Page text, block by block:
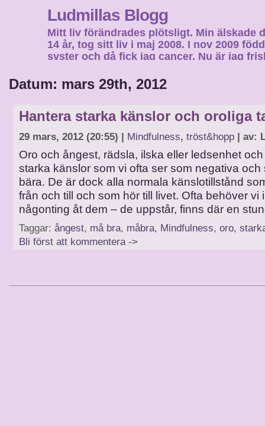
Ludmillas Blogg
Mitt liv förändrades plötsligt. Min älskade
14 år, tog sitt liv i maj 2008. I nov 2009
syster och då fick jag cancer. Nu är jag
Datum: mars 29th, 2012
Hantera starka känslor och oroliga
29 mars, 2012 (20:55) | Mindfulness, tröst&hopp | av:
Oro och ångest, rädsla, ilska eller ledsenhet
starka känslor som vi ofta ser som negativa och
bära. De är dock alla normala känslotillstånd
från och till och som hör till livet. Ofta behöver vi
någonting åt dem – de uppstår, finns där en
Taggar: ångest, må bra, måbra, Mindfulness, oro,
Bli först att kommentera ->